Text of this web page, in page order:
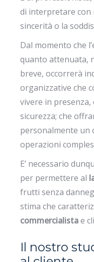
di interpretare con
sincerità o la
Dal momento che
quanto attenuata,
breve, occorrerà
organizzative che
vivere in
sicurezza; che
personalmente
operazioni
E’ necessario
per permettere al
frutti senza
stima che
commercialistae
Il nostro